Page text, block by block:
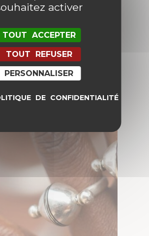
PENDENTIFS
activer
TOUT ACCEPTER
TOUT REFUSER
PERSONNALISER
DE CONFIDENTIALITÉ